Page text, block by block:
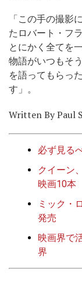
「この手の撮影
たロバート・フ
とにかく全てを
物語がいつもそ
を語ってもらっ
す」。
Written By Paul
必ず見る
クイーン
映画10本
ミック・
発売
映画界で
界